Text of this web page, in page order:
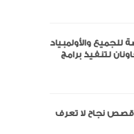
للجميع والأولمبياد
لتنفيذ برامج
قصص نجاح لا تعرف